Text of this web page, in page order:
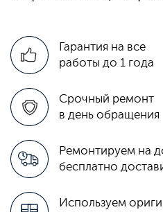
Гарантия на все
работы до 1 года
Срочный ремонт
в день обращения
Ремонтируем на
бесплатно
Используем